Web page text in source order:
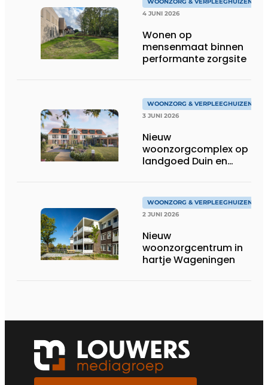
WOONZORG & VERPLEEGHUIZEN
4 JUNI 2026
Wonen op
mensenmaat binnen
performante zorgsite
WOONZORG & VERPLEEGHUIZEN
3 JUNI 2026
Nieuw
woonzorgcomplex op
landgoed Duin en
WOONZORG & VERPLEEGHUIZEN
2 JUNI 2026
Nieuw
woonzorgcentrum in
hartje Wageningen